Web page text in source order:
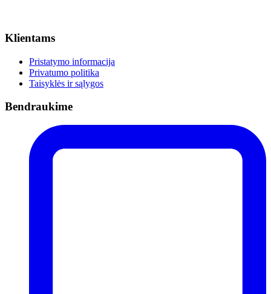
Klientams
Pristatymo informacija
Privatumo politika
Taisyklės ir sąlygos
Bendraukime